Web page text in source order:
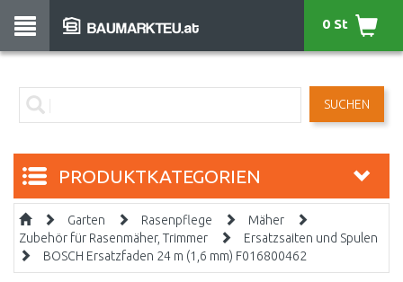
SUCHEN
0 St
PRODUKTKATEGORIEN
Garten Rasenpflege
Mäher
Zubehör für Rasenmäher, Trimmer
Ersatzsaiten und Spulen
BOSCH Ersatzfaden 24 m (1,6 mm) F016800462